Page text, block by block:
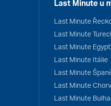
Last Minute u
Last Minute
Last Minute
Last Minute Egypt
Last Minute Itálie
Last Minute
Last Minute
Last Minute